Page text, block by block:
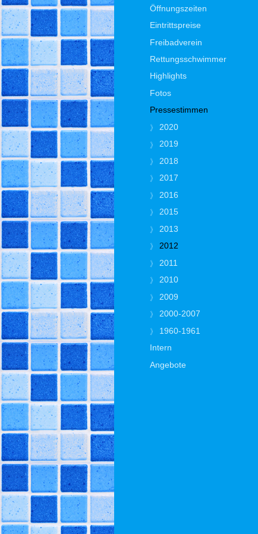
Öffnungszeiten
Eintrittspreise
Freibadverein
Rettungsschwimmer
Highlights
Fotos
Pressestimmen
2020
2019
2018
2017
2016
2015
2013
2012
2011
2010
2009
2000-2007
1960-1961
Intern
Angebote